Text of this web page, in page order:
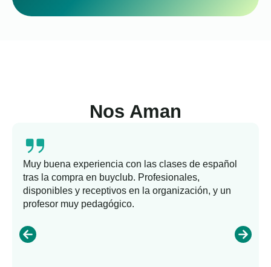
Nos Aman
Muy buena experiencia con las clases de español
tras la compra en buyclub. Profesionales,
disponibles y receptivos en la organización, y un
profesor muy pedagógico.